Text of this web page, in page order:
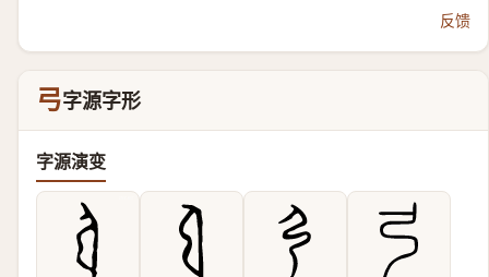
反馈
弓字源字形
字源演变